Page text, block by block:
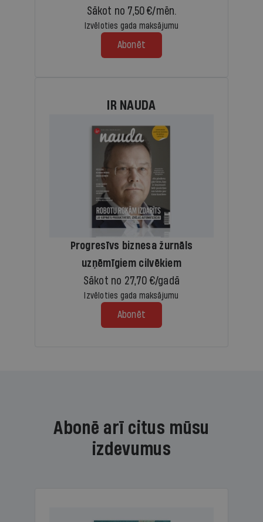
Sākot no 7,50 €/mēn.
Izvēloties gada maksājumu
Abonēt
IR NAUDA
Progresīvs biznesa žurnāls
uzņēmīgiem cilvēkiem
Sākot no 27,70 €/gadā
Izvēloties gada maksājumu
Abonēt
Abonē arī citus mūsu
izdevumus